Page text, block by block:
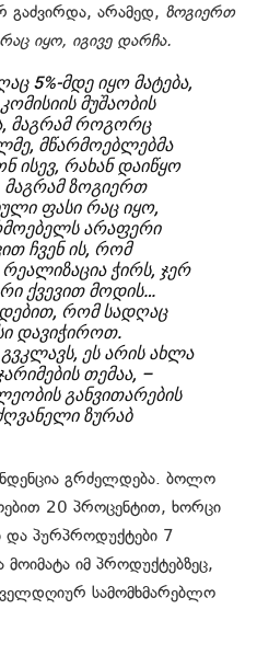
გაძვირდა, არამედ, ზოგიერთ
იყო, იგივე დარჩა.
5%-მდე იყო მატება,
მუშაობის
მაგრამ როგორც
მწარმოებლებმა
ისევ, რახან დაიწყო
მაგრამ ზოგიერთ
ფასი რაც იყო,
არაფერი
ჩვენ ის, რომ
ჭირს, ჯერ
ქვევით მოდის…
რომ სადღაც
დავიჭიროთ.
ეს არის ახლა
თემაა, –
განვითარების
ზურაბ
გრძელდება. ბოლო
20 პროცენტით, ხორცი
პურპროდუქტები 7
იმ პროდუქტებზეც,
სამომხმარებლო